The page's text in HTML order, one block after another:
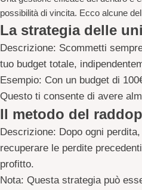
possibilità di vincita. Ecco alcune
La strategia delle
Descrizione: Scommetti
tuo budget totale,
Esempio: Con un budget di
Questo ti consente di avere
Il metodo del
Descrizione: Dopo ogni
recuperare le perdite
profitto.
Nota: Questa strategia può